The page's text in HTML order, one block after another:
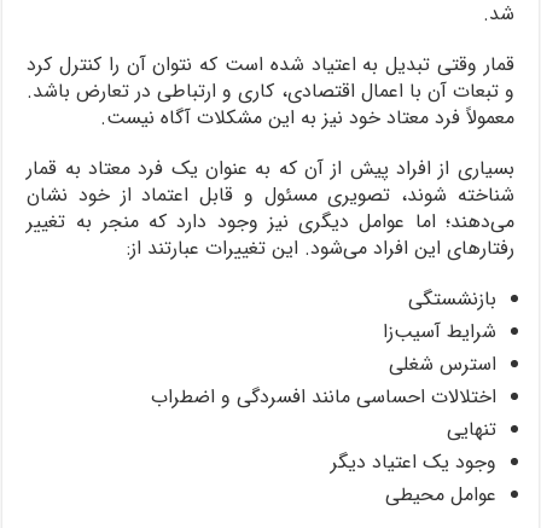
شد.
قمار وقتی تبدیل به اعتیاد شده است که نتوان آن را کنترل کرد
و تبعات آن با اعمال اقتصادی، کاری و ارتباطی در تعارض باشد.
معمولاً فرد معتاد خود نیز به این مشکلات آگاه نیست.
بسیاری از افراد پیش از آن که به عنوان یک فرد معتاد به قمار
شناخته شوند، تصویری مسئول و قابل اعتماد از خود نشان
می‌دهند؛ اما عوامل دیگری نیز وجود دارد که منجر به تغییر
رفتارهای این افراد می‌شود. این تغییرات عبارتند از:
بازنشستگی
شرایط آسیب‌زا
استرس شغلی
اختلالات احساسی مانند افسردگی و اضطراب
تنهایی
وجود یک اعتیاد دیگر
عوامل محیطی